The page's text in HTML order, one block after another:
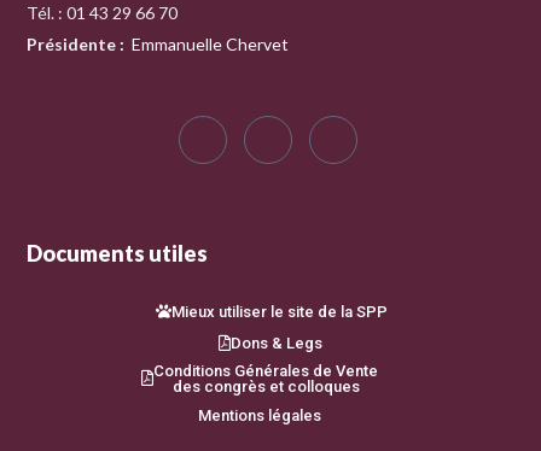
Tél. : 01 43 29 66 70
Présidente : Emmanuelle Chervet
Documents utiles
Mieux utiliser le site de la SPP
Dons & Legs
Conditions Générales de Vente
des congrès et colloques
Mentions légales